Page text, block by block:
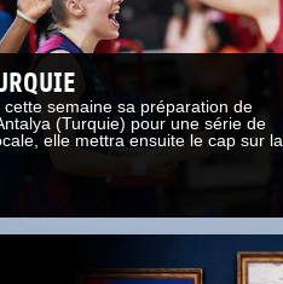
semaine sa préparation de
(Turquie) pour une série de
elle mettra ensuite le cap sur la